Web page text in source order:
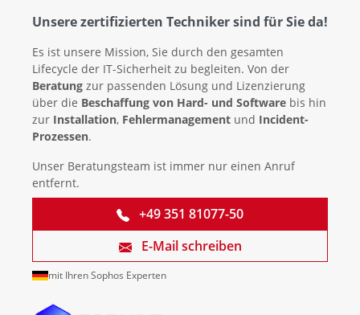
Unsere zertifizierten Techniker sind für Sie da!
Es ist unsere Mission, Sie durch den gesamten
Lifecycle der IT-Sicherheit zu begleiten. Von der
Beratung zur passenden Lösung und Lizenzierung
über die Beschaffung von Hard- und Software bis hin
zur Installation, Fehlermanagement und Incident-
Prozessen.
Unser Beratungsteam ist immer nur einen Anruf
entfernt.
+49 351 81077-50
E-Mail schreiben
mit Ihren Sophos Experten